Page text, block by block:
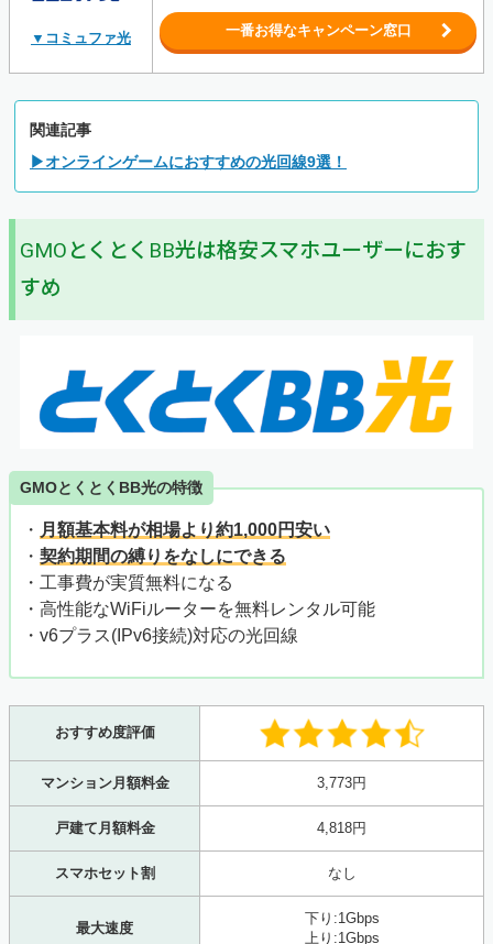
▼コミュファ光
一番お得なキャンペーン窓口
関連記事
▶オンラインゲームにおすすめの光回線9選！
GMOとくとくBB光は格安スマホユーザーにおす
すめ
GMOとくとくBB光の特徴
・ 月額基本料が相場より約1,000円安い
・ 契約期間の縛りをなしにできる
・工事費が実質無料になる
・高性能なWiFiルーターを無料レンタル可能
・v6プラス(IPv6接続)対応の光回線
おすすめ度評価
マンション月額料金 3,773円
戸建て月額料金 4,818円
スマホセット割 なし
最大速度
下り:1Gbps
上り:1Gbps